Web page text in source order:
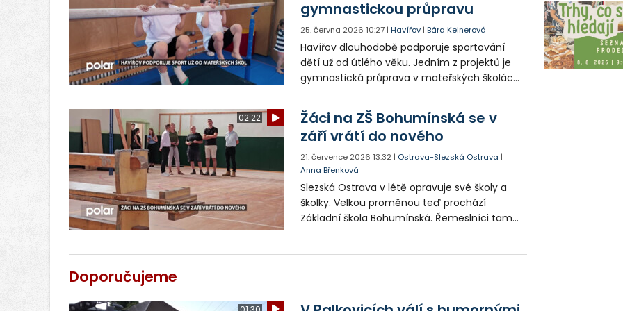
gymnastickou průpravu
25. června 2026 10:27 |Havířov |Bára Kelnerová
Havířov dlouhodobě podporuje sportování
dětí už od útlého věku. Jedním z projektů je
gymnastická průprava v mateřských školách,
obratnosti a koordinace.
02:22
Žáci na ZŠ Bohumínská se v
září vrátí do nového
21. července 2026 13:32 | Ostrava-Slezská Ostrava |
Anna Břenková
Slezská Ostrava v létě opravuje své školy a
školky. Velkou proměnou teď prochází
Základní škola Bohumínská. Řemeslníci tam
Doporučujeme